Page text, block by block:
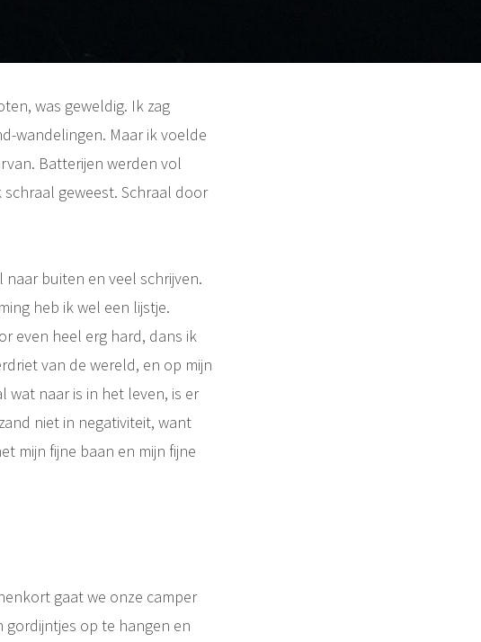
was geweldig. Ik zag
wandelingen. Maar ik voelde
Batterijen werden vol
geweest. Schraal door
buiten en veel schrijven.
heb ik wel een lijstje.
even heel erg hard, dans ik
van de wereld, en op mijn
wat naar is in het leven, is er
niet in negativiteit, want
mijn fijne baan en mijn fijne
gaat we onze camper
op te hangen en